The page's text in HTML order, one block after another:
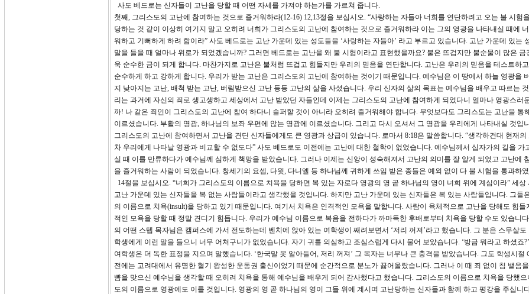
사도 베드로는 신자들이 고난을 당할 때 어떤 자세를 가져야 하는가를 가르쳐 줍니다.
첫째, 그리스도의 고난에 참여하는 것으로 즐거워하라(12-16) 12,13절을 보십시오. “사랑하는 자들아 너희를 연단하려고 오는 불 시험
당하는 것 같이 이상히 여기지 말고 오히려 너희가 그리스도의 고난에 참여하는 것으로 즐거워하라 이는 그의 영광을 나타내실 때에
워하고 기뻐하게 하려 함이라” 사도 베드로는 고난 가운데 있는 성도들을 ‘사랑하는 자들아’ 라고 부르고 있습니다. 고난 가운데 있는
말을 들을 때 얼마나 위로가 되었겠습니까? 그러면 베드로는 고난을 왜 불 시험이라고 표현했을까요? 불은 뜨겁지만 불순물이 많은 금
욱 순수한 금이 되게 합니다. 마찬가지로 고난은 불처럼 뜨겁고 힘들지만 우리의 믿음을 연단합니다. 고난은 우리의 믿음을 테스트하
순수하게 하고 강하게 합니다. 우리가 받는 고난은 그리스도의 고난에 참여하는 것이기 때문입니다. 예수님은 이 땅에서 하늘 영광을
지 낮아지는 고난, 배척 받는 고난, 버림받으신 고난 등등 고난의 삶을 사셨습니다. 우리 신자의 삶의 목표는 예수님을 배우고 따르는
리는 과거에 자신의 죄로 생고생하고 세상에서 고난 받았던 자들인데 이제는 그리스도의 고난에 참여하게 되었다니 얼마나 영광스러
까! 나 같은 죄인이 그리스도의 고난에 참여 하다니 슬퍼할 것이 아니라 오히려 즐거워해야 합니다. 무엇보다도 그리스도는 고난을 통
이르셨습니다. 부활의 영광, 하나님의 보좌 우편에 앉는 영광에 이르셨습니다. 그리고 다시 오셔서 그 영광을 우리에게 나타내실 것입
그리스도의 고난에 참여하면서 고난을 견딘 신자들에게도 큰 영광과 상급이 있습니다. 로마서 8:18은 말씀합니다. “생각하건대 현재의
차 우리에게 나타날 영광과 비교할 수 없도다” 사도 베드로도 이전에는 고난에 대한 철학이 없었습니다. 예수님께서 십자가의 길을 가
실 때 이를 만류하다가 예수님께 심하게 책망을 받았습니다. 그러나 이제는 신앙이 성숙해져서 고난의 의미를 잘 알게 되었고 고난에
을 즐거워하는 사람이 되었습니다. 창세기의 요셉, 다윗, 다니엘 등 하나님께 귀하게 쓰임 받은 종들은 예외 없이 다 불 시험을 통과하
14절을 보십시오. “너희가 그리스도의 이름으로 치욕을 당하면 복 있는 자로다 영광의 영 곧 하나님의 영이 너희 위에 계심이라” 세상
고난 가운데 있는 신자들을 복 없는 사람들이라고 생각했을 것입니다. 하지만 고난 가운데 있는 신자들은 복 있는 사람들입니다. 그들
의 이름으로 치욕(insult)을 당하고 있기 때문입니다. 여기서 치욕은 인격적인 모욕을 말합니다. 사람이 육체적으로 고난을 당해도 힘들
적인 모욕을 당할 때 정말 견디기 힘듭니다. 우리가 예수님 이름으로 복음을 전하다가 까마득한 후배로부터 치욕을 당할 수도 있습니
의 어떤 스텝 목자님은 캠퍼스에 가서 전도하는데 벤치에 앉아 있는 여학생이 째려보면서 ‘저리 꺼져’라고 했습니다. 그 분은 스무살도
학생에게 이런 말을 들으니 너무 어처구니가 없었습니다. 자기 귀를 의심하고 조심스럽게 다시 물어 보았습니다. ‘방금 뭐라고 하셨죠
여학생은 더 독한 표정을 지으며 말했습니다. ‘한국말 못 알아들어, 저리 꺼져’ 그 목자는 너무나 큰 충격을 받았습니다. 그도 학생시절
전에는 고려대에서 유명한 혈기 왕성한 운동권 출신이었기 때문에 순간적으로 분노가 끓어올랐습니다. 그러나 이 때 죄 없이 침 뱉음
뺨을 맞으신 예수님을 생각할 때 오히려 치욕을 통해 예수님을 배우게 되어 감사했다고 했습니다. 그리스도의 이름으로 치욕을 당했으
도의 이름으로 영광에도 이를 것입니다. 영광의 영 곧 하나님의 영이 그들 위에 계시며 고난당하는 신자들과 함께 하고 평강을 주십니